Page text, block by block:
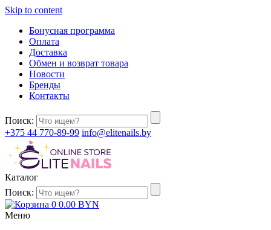
Skip to content
Бонусная программа
Оплата
Доставка
Обмен и возврат товара
Новости
Бренды
Контакты
Поиск:
+375 44 770-89-99 info@elitenails.by
Каталог
Поиск:
0 0.00 BYN
Меню